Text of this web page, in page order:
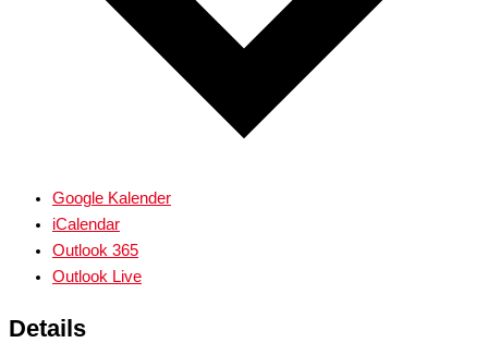
Google Kalender
iCalendar
Outlook 365
Outlook Live
Details